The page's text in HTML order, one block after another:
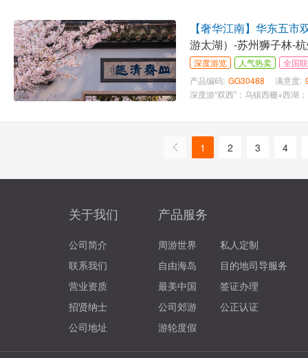
【奢华江南】华东五
游太湖）-苏州狮子林-
深度游览 人气热卖
全国
产品编码: GG30488 满意度:
1 2 3 4
关于我们
公司简介
联系我们
营业资质
招贤纳士
公司地址
产品服务
周游世界
私人定制
自由海岛
目的地司导服务
最美中国
签证办理
公司郊游
公正认证
游轮度假